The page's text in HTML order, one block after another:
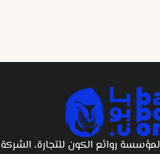
متجر Baboonstore لمؤسسة روائع الكون للتجارة، الشركة